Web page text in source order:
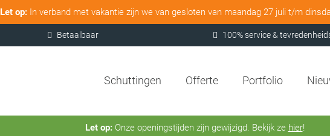
Let op:In verband met vakantie zijn we van gesloten van maandag 27 juli t/m
Betaalbaar 100% service &
Schuttingen Offerte Portfolio
Let op:Onze openingstijden zijn gewijzigd. Bekijk ze hier!